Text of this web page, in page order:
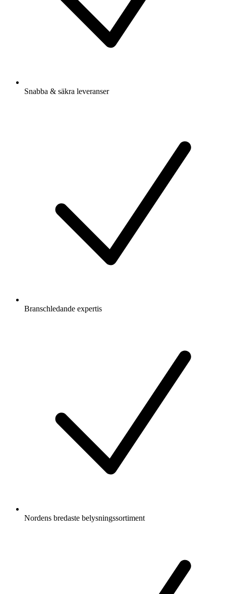
Snabba & säkra leveranser
Branschledande expertis
Nordens bredaste belysningssortiment